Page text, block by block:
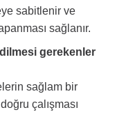
sabitlenir ve
sağlanır.
gerekenler
sağlam bir
çalışması